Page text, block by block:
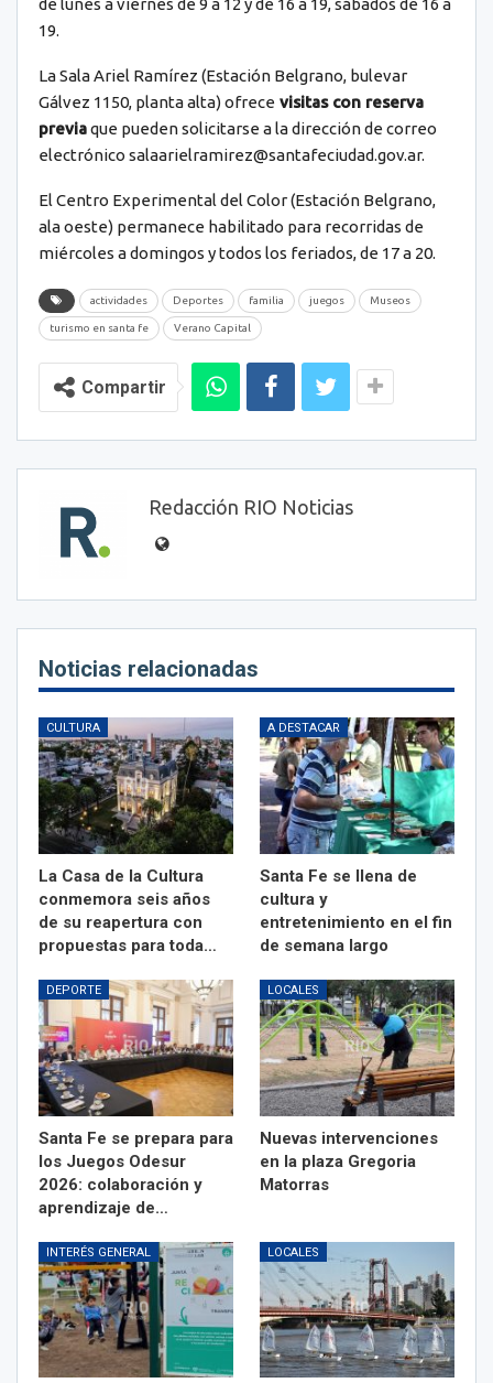
19.
La Sala Ariel Ramírez (Estación Belgrano, bulevar
Gálvez 1150, planta alta) ofrece visitas con reserva
previaque pueden solicitarse a la dirección de correo
electrónico salaarielramirez@santafeciudad.gov.ar.
El Centro Experimental del Color (Estación Belgrano,
ala oeste) permanece habilitado para recorridas de
miércoles a domingos y todos los feriados, de 17 a 20.
actividades Deportes familia juegos Museos
turismo en santa fe Verano Capital
Compartir
Redacción RIO Noticias
Noticias relacionadas
CULTURA
La Casa de la Cultura
conmemora seis años
de su reapertura con
propuestas para toda…
A DESTACAR
Santa Fe se llena de
cultura y
entretenimiento en el fin
de semana largo
DEPORTE
Santa Fe se prepara para
los Juegos Odesur
2026: colaboración y
aprendizaje de…
LOCALES
Nuevas intervenciones
en la plaza Gregoria
Matorras
INTERÉS GENERAL LOCALES